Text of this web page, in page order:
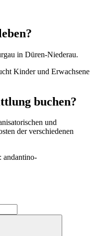
in Düren-Niederau.
Kinder und Erwachsene
buchen?
und
der verschiedenen
andantino-